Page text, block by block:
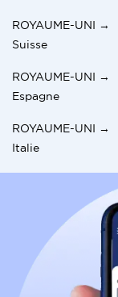
ROYAUME-UNI →
Suisse
ROYAUME-UNI →
Espagne
ROYAUME-UNI →
Italie